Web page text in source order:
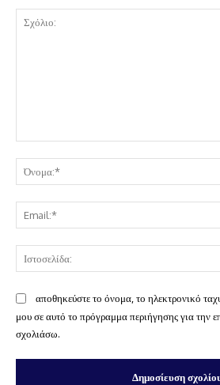
αποθηκεύστε το όνομα, το ηλεκτρονικό
μου σε αυτό το πρόγραμμα περιήγησης για την
σχολιάσω.